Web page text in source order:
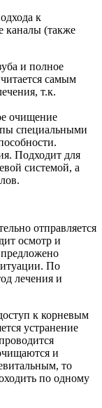
к
каналы (также
и полное
самым
т.к.
очищение
специальными
Подходит для
системой, а
отправляется
осмотр и
предложено
По
лечения и
к корневым
устранение
и
то
по одному